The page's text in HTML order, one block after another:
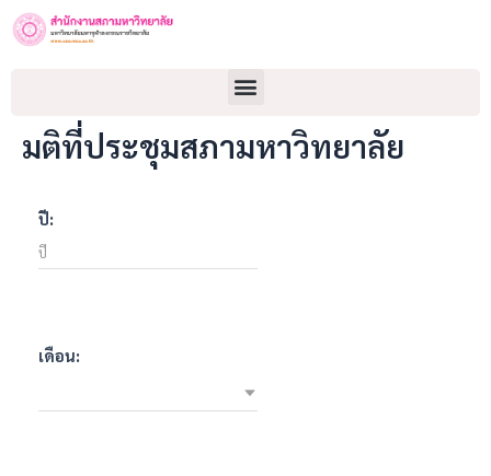
มติที่ประชุมสภามหาวิทยาลัย
ปี:
เดือน: